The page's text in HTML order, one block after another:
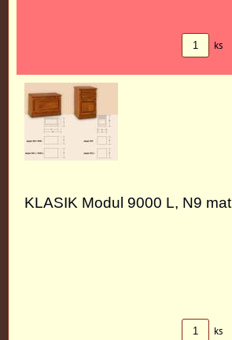
ks
KLASIK Modul 9000 L, N9 mat
ks